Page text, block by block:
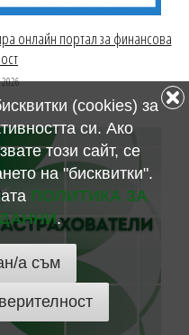
онлайн портал за финансова
(cookies) за
си. Ако
този сайт, се
на "бисквитки".
ПОЛИТИКА ЗА
.
а съм